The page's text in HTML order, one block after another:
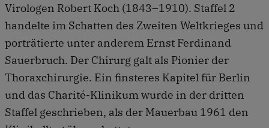
Virologen Robert Koch (1843–1910). Staffel 2
handelte im Schatten des Zweiten Weltkrieges und
porträtierte unter anderem Ernst Ferdinand
Sauerbruch. Der Chirurg galt als Pionier der
Thoraxchirurgie. Ein finsteres Kapitel für Berlin
und das Charité-Klinikum wurde in der dritten
Staffel geschrieben, als der Mauerbau 1961 den